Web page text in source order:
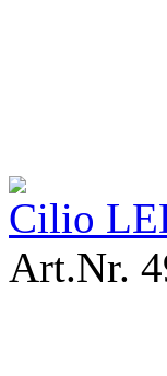
Cilio
Art.Nr.